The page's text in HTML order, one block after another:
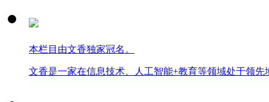
本栏目由文香独家冠名。
文香是一家在信息技术、人工智能+教育等领域处于领